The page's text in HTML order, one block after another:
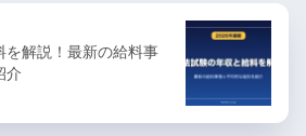
を解説！最新の給料事
介